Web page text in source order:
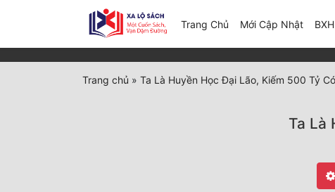
Trang Chủ Mới Cập Nhật BXH
Trang chủ » Ta Là Huyền Học Đại Lão, Kiếm 500 Tỷ
Ta Là